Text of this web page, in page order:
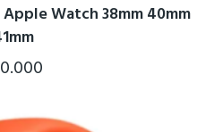
Watch 38mm 40mm